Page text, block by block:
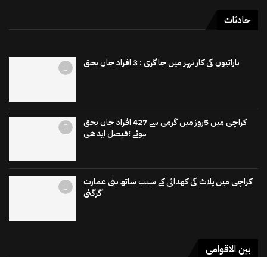
حادثات
باراتیوں کی کار نہر میں جاگری : 3 افراد جاں بحق
کراچی میں 5روز میں گرمی سے 427 افراد جاں بحق
ہوئے ؛فیصل ایدھی
کراچی میں پلاٹ کی کھدائی کے سبب ساتھ بنی عمارت
گرگئی
بین الاقوامی